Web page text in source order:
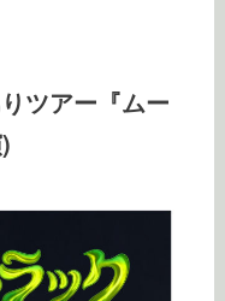
ツアー『ムー